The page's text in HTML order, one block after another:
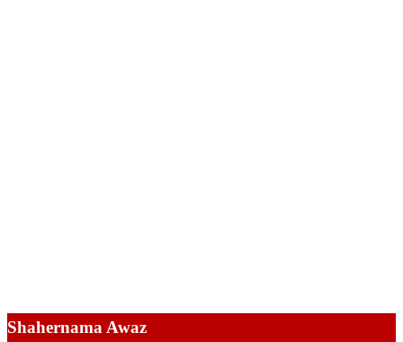
Shahernama Awaz